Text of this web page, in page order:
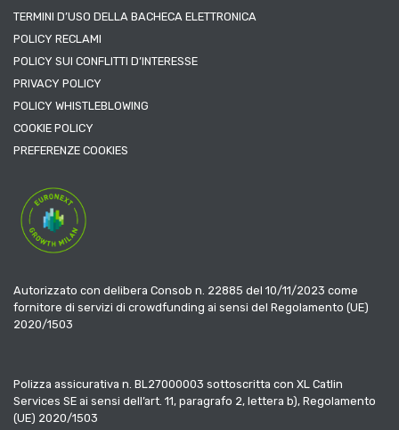
TERMINI D’USO DELLA BACHECA ELETTRONICA
POLICY RECLAMI
POLICY SUI CONFLITTI D’INTERESSE
PRIVACY POLICY
POLICY WHISTLEBLOWING
COOKIE POLICY
PREFERENZE COOKIES
Autorizzato con delibera Consob n. 22885 del 10/11/2023 come
fornitore di servizi di crowdfunding ai sensi del Regolamento (UE)
2020/1503
Polizza assicurativa n. BL27000003 sottoscritta con XL Catlin
Services SE ai sensi dell’art. 11, paragrafo 2, lettera b), Regolamento
(UE) 2020/1503